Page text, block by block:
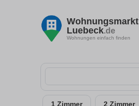
Wohnungsmarkt
Luebeck.de
Wohnungen einfach finden
1 Zimmer 2 Zimmer